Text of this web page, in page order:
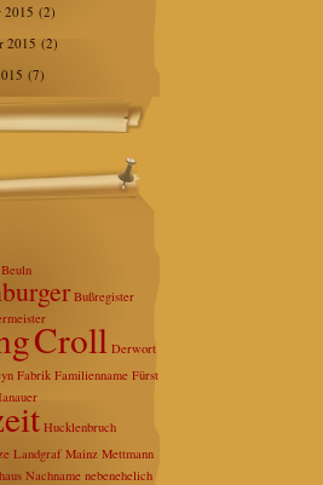
2015 (2)
2015 (2)
(7)
Beuln
Bußregister
Croll Derwort
Fabrik Familienname Fürst
Hucklenbruch
Landgraf Mainz Mettmann
Nachname nebenehelich